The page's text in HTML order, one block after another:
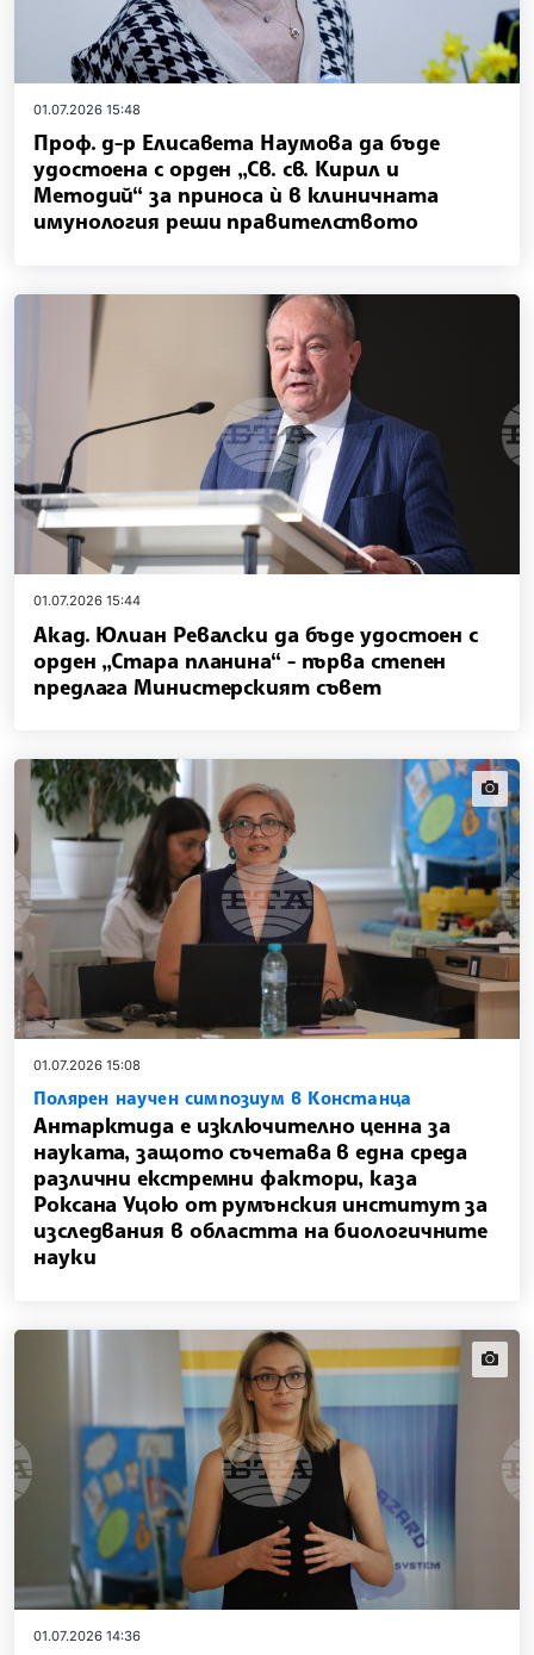
01.07.2026 15:48
Проф. д-р Елисавета Наумова да бъде
удостоена с орден „Св. св. Кирил и
Методий“ за приноса ѝ в клиничната
имунология реши правителството
01.07.2026 15:44
Акад. Юлиан Ревалски да бъде удостоен с
орден „Стара планина“ - първа степен
предлага Министерският съвет
01.07.2026 15:08
Полярен научен симпозиум в Констанца
Антарктида е изключително ценна за
науката, защото съчетава в една среда
различни екстремни фактори, каза
Роксана Уцою от румънския институт за
изследвания в областта на биологичните
науки
01.07.2026 14:36